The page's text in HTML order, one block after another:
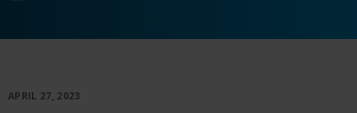
APRIL 27, 2023